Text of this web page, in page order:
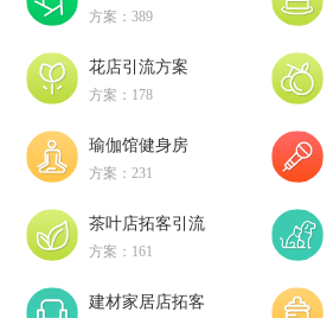
方案：389
花店引流方案
方案：178
瑜伽馆健身房
方案：231
茶叶店拓客引流
方案：161
建材家居店拓客